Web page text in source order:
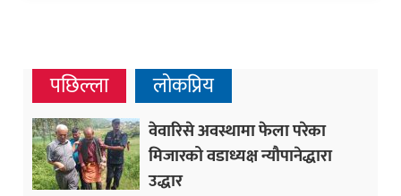
पछिल्ला लोकप्रिय
वेवारिसे अवस्थामा फेला परेका
मिजारको वडाध्यक्ष न्यौपानेद्धारा
उद्धार